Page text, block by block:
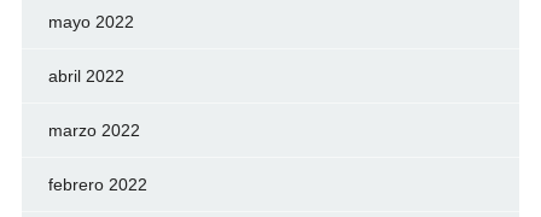
mayo 2022
abril 2022
marzo 2022
febrero 2022